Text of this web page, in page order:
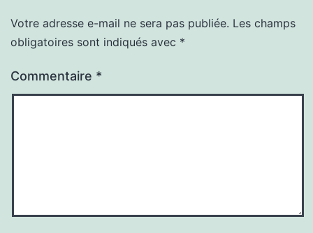
Votre adresse e-mail ne sera pas publiée. Les champs
obligatoires sont indiqués avec *
Commentaire *